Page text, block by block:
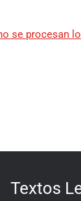
se procesan
Textos